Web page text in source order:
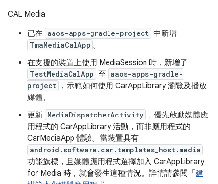
CAL Media
已在 aaos-apps-gradle-project 中新增
TmaMediaCalApp 。
在支援的裝置上使用 MediaSession 時，新增了
TestMediaCalApp 至 aaos-apps-gradle-
project
，示範如何使用 CarAppLibrary 瀏覽及播放
媒體。
更新 MediaDispatcherActivity
，優先啟動媒體應
用程式的 CarAppLibrary 活動，而非應用程式的
CarMediaApp 體驗。當裝置具有
android.software.car.templates_host.media
功能旗標，且媒體應用程式選擇加入 CarAppLibrary
for Media 時，就會發生這種情況。詳情請參閱「 建